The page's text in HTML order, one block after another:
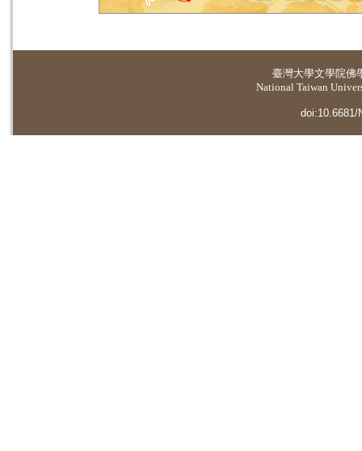
臺灣大學文學院佛
National Taiwan
doi:10.6681/